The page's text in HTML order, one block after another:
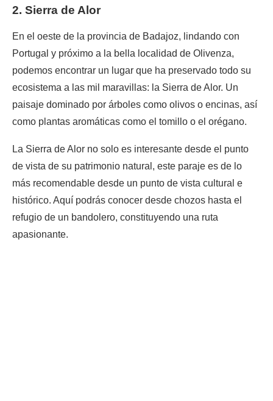
2. Sierra de Alor
En el oeste de la provincia de Badajoz, lindando con
Portugal y próximo a la bella localidad de Olivenza,
podemos encontrar un lugar que ha preservado todo su
ecosistema a las mil maravillas: la Sierra de Alor. Un
paisaje dominado por árboles como olivos o encinas, así
como plantas aromáticas como el tomillo o el orégano.
La Sierra de Alor no solo es interesante desde el punto
de vista de su patrimonio natural, este paraje es de lo
más recomendable desde un punto de vista cultural e
histórico. Aquí podrás conocer desde chozos hasta el
refugio de un bandolero, constituyendo una ruta
apasionante.